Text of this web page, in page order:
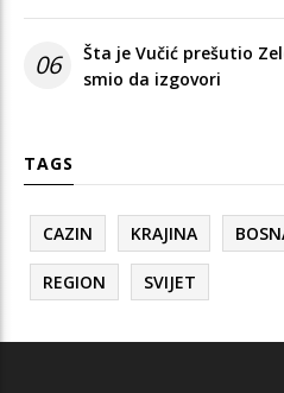
06
Šta je Vučić prešutio
smio da izgovori
TAGS
CAZIN KRAJINA
REGION SVIJET